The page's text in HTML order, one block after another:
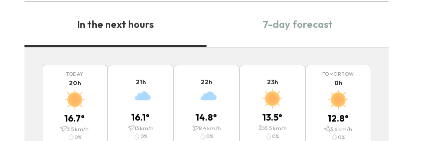
In the next hours 7-day forecast
TODAY
20h
16.7°
3.5 km/h
0%
21h
16.1°
13km/h
0%
22h
14.8°
8.4km/h
0%
23h
13.5°
5.5km/h
0%
TOMORROW
0h
12.8°
3.6 km/h
0%